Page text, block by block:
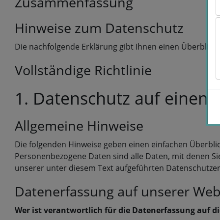
Hinweise zum Datenschutz
Die nachfolgende Erklärung gibt Ihnen einen
Vollständige Richtlinie
1. Datenschutz auf einen
Allgemeine Hinweise
Die folgenden Hinweise geben einen einfachen
Personenbezogene Daten sind alle Daten, mit denen
unserer unter diesem Text aufgeführten
Datenerfassung auf unserer
Wer ist verantwortlich für die Datenerfassung auf